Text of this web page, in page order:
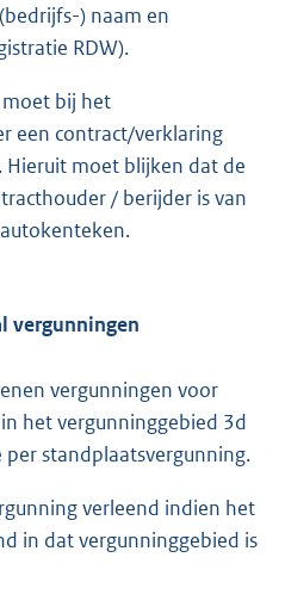
) naam en
RDW).
moet bij het
een contract/verklaring
Hieruit moet blijken dat de
/ berijder is van
vergunningen
vergunningen voor
het vergunninggebied 3d
per standplaatsvergunning.
verleend indien het
in dat vergunninggebied is